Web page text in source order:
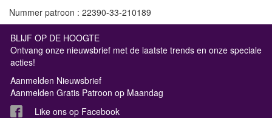
Nummer patroon : 22390-33-210189
BLIJF OP DE HOOGTE
Ontvang onze nieuwsbrief met de laatste trends en onze speciale
acties!
Aanmelden Nieuwsbrief
Aanmelden Gratis Patroon op Maandag
Like ons op Facebook